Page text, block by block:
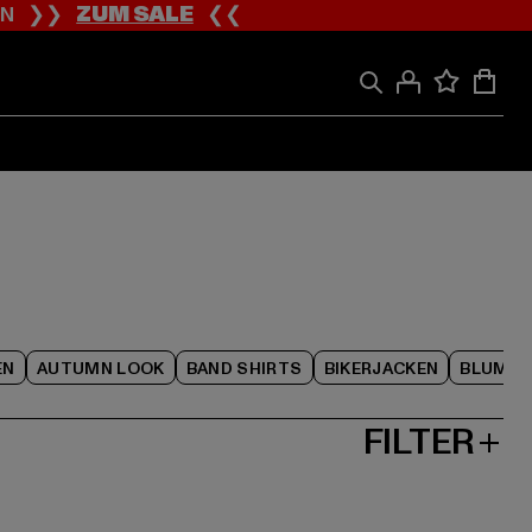
❯❯ZUM SALE❮❮
AUTUMN LOOK BAND SHIRTS BIKERJACKEN
FILTER